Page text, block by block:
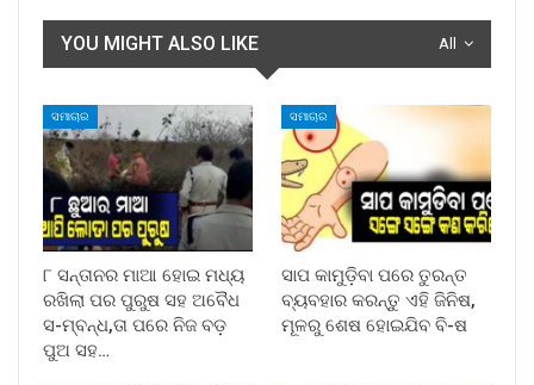
All
YOU MIGHT ALSO LIKE
ସମାଚାର
୮ ସନ୍ତାନର ମାଆ ହୋଇ ମଧ୍ୟ
ରଖିଲା ପର ପୁରୁଷ ସହ ଅବୈଧ
ସ-ମ୍ବନ୍ଧ,ତା ପରେ ନିଜ ବଡ଼
ପୁଅ ସହ…
ସମାଚାର
ସାପ କାମୁଡ଼ିବା ପରେ ତୁରନ୍ତ
ବ୍ୟବହାର କରନ୍ତୁ ଏହି ଜିନିଷ,
ମୂଳରୁ ଶେଷ ହୋଇଯିବ ବି-ଷ